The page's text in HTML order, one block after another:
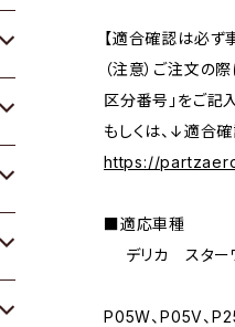
【適合確認は必ず
（注意）ご注文の
区分番号」をご記
もしくは、↓適合
https://
■適応車種
デリカ スター
P05W、P05V、